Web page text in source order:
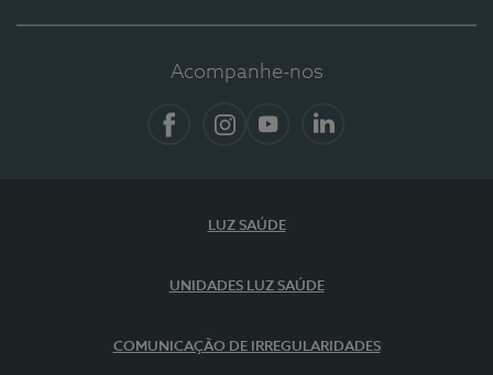
Acompanhe-nos
LUZ SAÚDE
UNIDADES LUZ SAÚDE
COMUNICAÇÃO DE IRREGULARIDADES